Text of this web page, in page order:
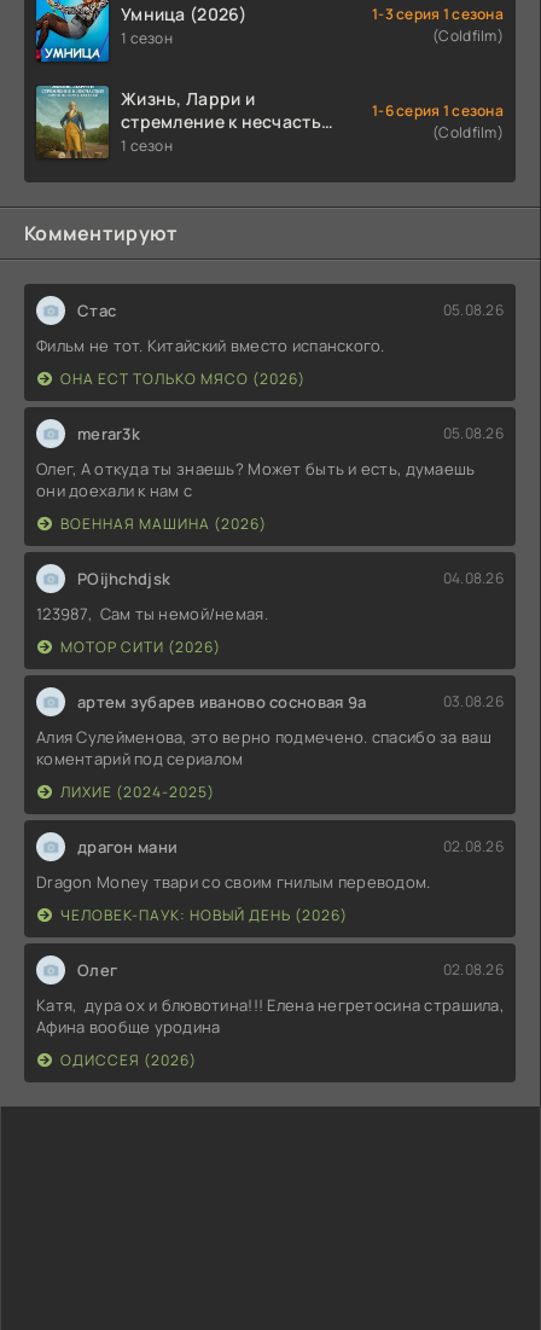
Умница (2026)
1 сезон
1-3 серия 1 сезона
(Coldfilm)
Жизнь, Ларри и
стремление к несчастью:
Почти история Америки
1 сезон
1-6 серия 1 сезона
(Coldfilm)
Комментируют
Стас 05.08.26
Фильм не тот. Китайский вместо испанского.
ОНА ЕСТ ТОЛЬКО МЯСО (2026)
merar3k 05.08.26
Олег, А откуда ты знаешь? Может быть и есть, думаешь
они доехали к нам с
ВОЕННАЯ МАШИНА (2026)
POijhchdjsk 04.08.26
123987, Сам ты немой/немая.
МОТОР СИТИ (2026)
артем зубарев иваново сосновая 9а 03.08.26
Алия Сулейменова, это верно подмечено. спасибо за ваш
коментарий под сериалом
ЛИХИЕ (2024-2025)
драгон мани 02.08.26
Dragon Money твари со своим гнилым переводом.
ЧЕЛОВЕК-ПАУК: НОВЫЙ ДЕНЬ (2026)
Олег 02.08.26
Катя, дура ох и блювотина!!! Елена негретосина страшила,
Афина вообще уродина
ОДИССЕЯ (2026)